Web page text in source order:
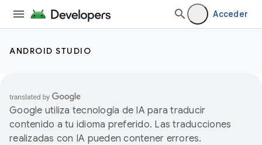
Acceder
ANDROID STUDIO
Google utiliza tecnología de IA para traducir
contenido a tu idioma preferido. Las traducciones
realizadas con IA pueden contener errores.